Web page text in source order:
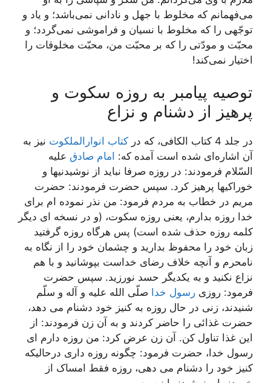
مى‌فهمانم که مخلوط با جهل و نادانى نمى‌باشد؛ و یاد و
توجّهى را که مخلوط با نسیان و فراموشى نمى‌گردد؛ و
محبّت و مودّتى را که بر محبّت من، محبّت مخلوقات را
اختیار نمى‌کند!
توصیه پیامبر به روزه سکوت و
پرهیز از دشنام و نزاع
در جلد 4 کتاب الکافی، که در کتاب انوارالملکوت نیز به
آن اشاره‌ای شده است آمده که: امام صادق علیه
السّلام فرمودند: در روزه صرفا نباید از نوشیدنیها و
خوراکیها پرهیز کرد. سپس حضرت فرمودند: حضرت
مریم در خطاب به مردم فرمود: من نذر نموده ام برای
خدا روزه بدارم، یعنی روزه سکوت، (و در نسخه ای دیگر
کلمه روزه حذف شده است) پس هرگاه روزه گرفتید
زبان خود را محفوظ بدارید و چشمان خود را از نگاه به
نامحرم و آنچه خلاف رضای خداست بپوشانید و با هم
نزاع نکنید و به یکدیگر حسد نورزید. سپس حضرت
فرمود: روزی رسول خدا صلّی الله علیه و آله و سلّم
شنیدند، زنی در حال روزه به کنیز خود دشنام می دهد،
حضرت غذائی را حاضر کردند و به آن زن فرمودند: از
این غذا تناول کن. آن زن عرض کرد: من روزه دارم ای
رسول خدا، حضرت فرمود: چگونه روزه داری درحالیکه
کنیز خود را دشنام می دهی، روزه فقط امساک از